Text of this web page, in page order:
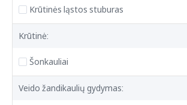
Krūtinės ląstos stuburas
Krūtinė:
Šonkauliai
Veido žandikaulių gydymas: